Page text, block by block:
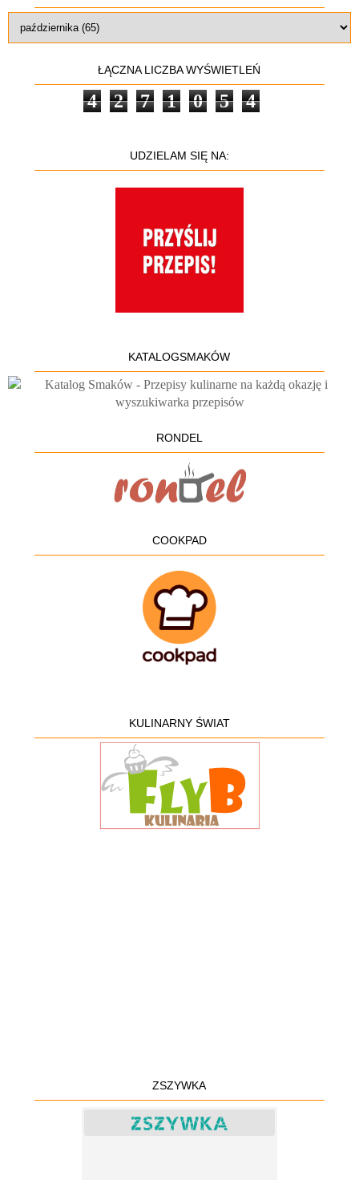
ŁĄCZNA LICZBA WYŚWIETLEŃ
4 2 7 1 0 5 4
UDZIELAM SIĘ NA:
KATALOGSMAKÓW
RONDEL
COOKPAD
KULINARNY ŚWIAT
ZSZYWKA